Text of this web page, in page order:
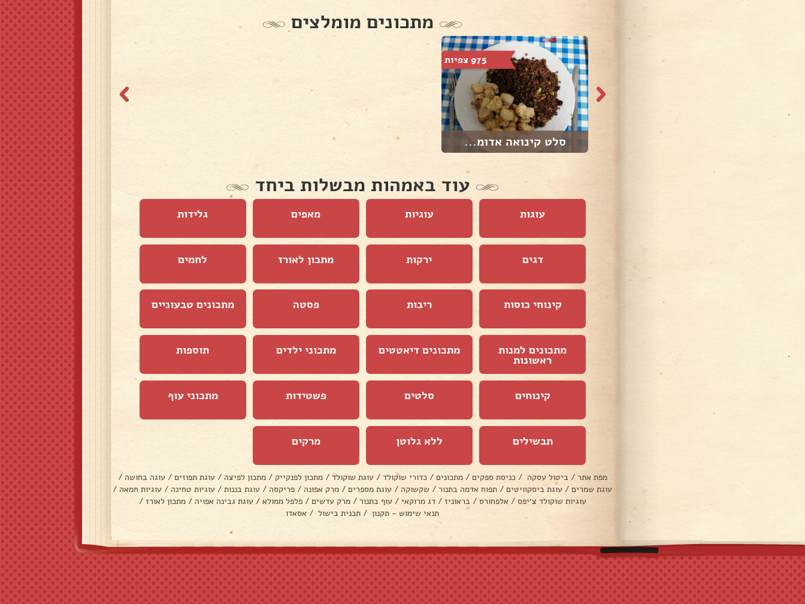
מתכונים מומלצים
975 צפיות
סלט קינואה אדומ...
עוד באמהות מבשלות ביחד
עוגות עוגיות מאפים גלידות
דגים ירקות מתכון לאורז לחמים
קינוחי כוסות ריבות פסטה מתכונים טבעוניים
מתכונים למנות
ראשונות
מתכונים דיאטטים מתכוני ילדים תוספות
קינוחים סלטים פשטידות מתכוני עוף
תבשילים ללא גלוטן מרקים
מפת אתר / ביטול עסקה / כניסת ספקים / מתכונים / כדורי שוקולד / עוגת שוקולד / מתכון לפנקייק / מתכון לפיצה / עוגת תפוזים / עוגה בחושה /
עוגת שמרים / עוגת ביסקוויטים / תפוח אדמה בתנור / שקשוקה / עוגת מספרים / מרק אפונה / פריקסה / עוגת בננות / עוגיות טחינה / עוגיות חמאה /
עוגיות שוקולד צ׳יפס / אלפחורס / בראוניז / דג מרוקאי / עוף בתנור / מרק עדשים / פלפל ממולא / עוגת גבינה אפויה / מתכון לאורז /
תנאי שימוש - תקנון / תכנית בישול / אסאדו